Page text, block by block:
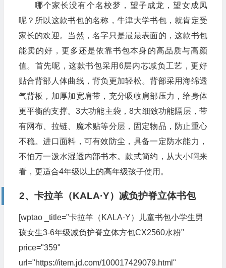
哪个家长没有个名校梦，望子成龙，望女成凤
呢？所以这款书包的名称，牛津大学书包，就肯定受
家长的欢迎。当然，名字只是最最表面的，这款书包
能卖的好，更多还是依靠书包本身的高品质与高颜
值。首先呢，这款书包采用6层内芯减负工艺，更好
贴合背部人体曲线，背负更加轻松。背部采用海绵透
气背板，加厚加宽肩带，充分吸收肩部压力，给身体
更平衡的支撑。3大功能主袋，8大细致功能隔层，带
有网布、拉链、魔术贴等分层，固定物品，防止重心
不稳。进口面料，可有效防尘，具备一定防水能力，
不怕万一泼水湿透内部书本。款式简约，从大小啊来
看，更适合4年级以上的高年级孩子使用。
2、卡拉羊（KALA·Y）减负护脊立体书包
[wptao _title="卡拉羊（KALA·Y）儿童书包小学生男
孩女生3-6年级减负护脊立体方包CX2560水粉"
price="359"
url="https://item.jd.com/100017429079.html"